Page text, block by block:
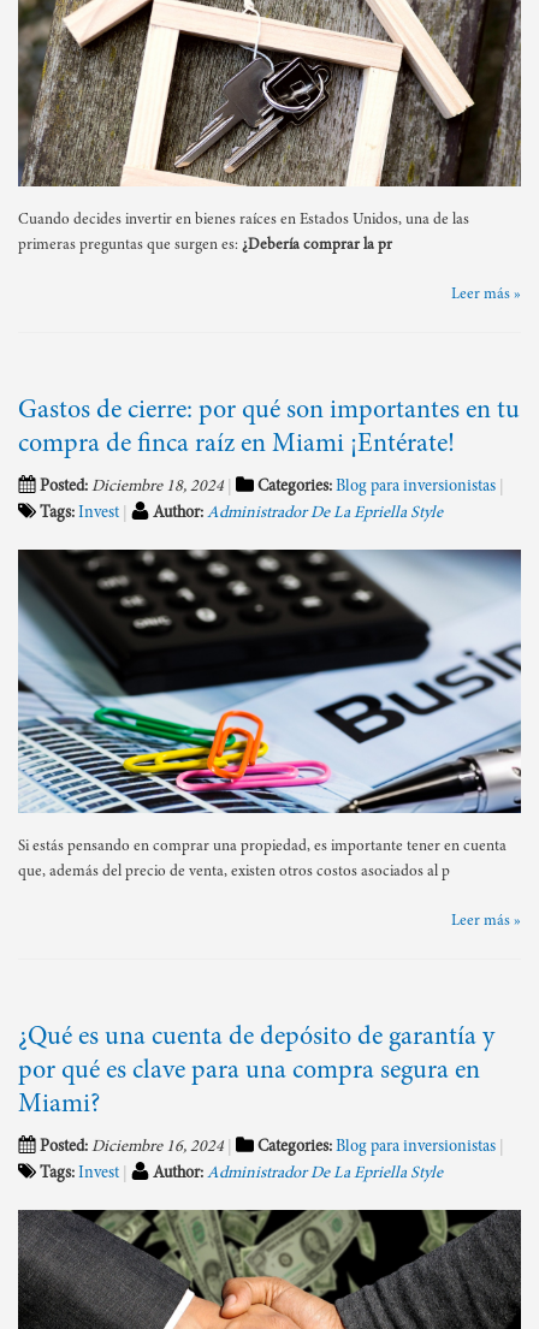
Cuando decides invertir en bienes raíces en Estados Unidos, una de las
primeras preguntas que surgen es: ¿Debería comprar la pr
Leer más »
Gastos de cierre: por qué son importantes en tu
compra de finca raíz en Miami ¡Entérate!
Posted: Diciembre 18, 2024 Categories: Blog para inversionistas
Tags: Invest Author: Administrador De La Epriella Style
Si estás pensando en comprar una propiedad, es importante tener en cuenta
que, además del precio de venta, existen otros costos asociados al p
Leer más »
¿Qué es una cuenta de depósito de garantía y
por qué es clave para una compra segura en
Miami?
Posted: Diciembre 16, 2024 Categories: Blog para inversionistas
Tags: Invest Author: Administrador De La Epriella Style